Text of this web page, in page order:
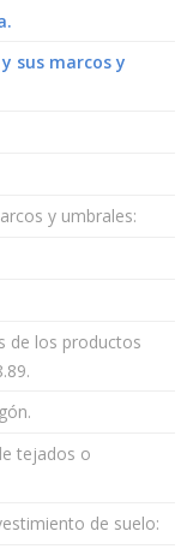
sus marcos y
y umbrales:
de los productos
tejados o
de suelo: